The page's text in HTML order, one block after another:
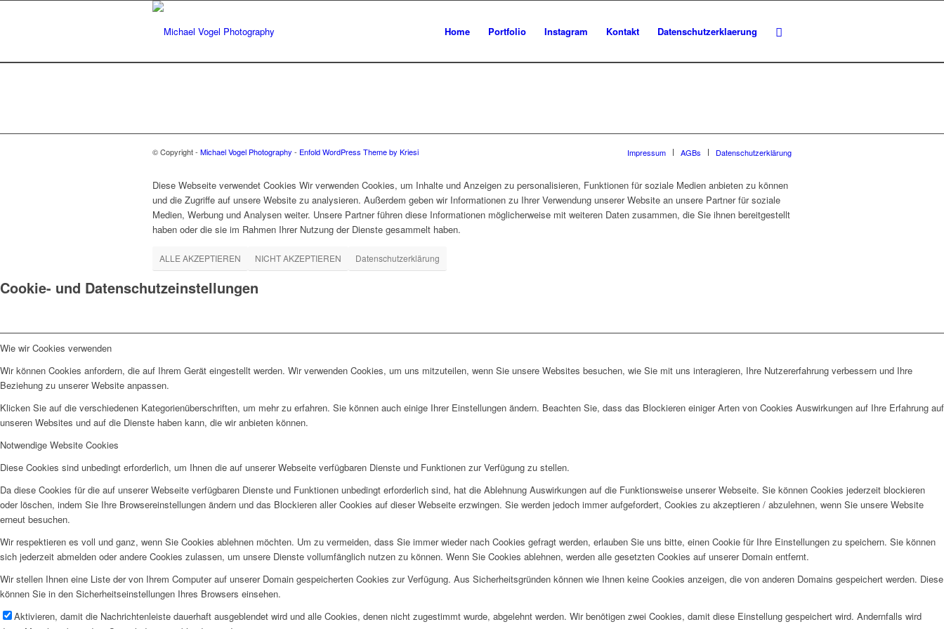
Home Portfolio Instagram Kontakt Datenschutzerklaerung
© Copyright - Michael Vogel Photography - Enfold WordPress Theme by Kriesi Impressum AGBs Datenschutzerklärung
Diese Webseite verwendet Cookies Wir verwenden Cookies, um Inhalte und Anzeigen zu personalisieren, Funktionen für soziale Medien anbieten zu können
und die Zugriffe auf unsere Website zu analysieren. Außerdem geben wir Informationen zu Ihrer Verwendung unserer Website an unsere Partner für soziale
Medien, Werbung und Analysen weiter. Unsere Partner führen diese Informationen möglicherweise mit weiteren Daten zusammen, die Sie ihnen bereitgestellt
haben oder die sie im Rahmen Ihrer Nutzung der Dienste gesammelt haben.
ALLE AKZEPTIEREN NICHT AKZEPTIEREN Datenschutzerklärung
Cookie- und Datenschutzeinstellungen
Wie wir Cookies verwenden
Wir können Cookies anfordern, die auf Ihrem Gerät eingestellt werden. Wir verwenden Cookies, um uns mitzuteilen, wenn Sie unsere Websites besuchen, wie Sie mit uns interagieren, Ihre Nutzererfahrung verbessern und Ihre
Beziehung zu unserer Website anpassen.
Klicken Sie auf die verschiedenen Kategorienüberschriften, um mehr zu erfahren. Sie können auch einige Ihrer Einstellungen ändern. Beachten Sie, dass das Blockieren einiger Arten von Cookies Auswirkungen auf Ihre Erfahrung auf
unseren Websites und auf die Dienste haben kann, die wir anbieten können.
Notwendige Website Cookies
Diese Cookies sind unbedingt erforderlich, um Ihnen die auf unserer Webseite verfügbaren Dienste und Funktionen zur Verfügung zu stellen.
Da diese Cookies für die auf unserer Webseite verfügbaren Dienste und Funktionen unbedingt erforderlich sind, hat die Ablehnung Auswirkungen auf die Funktionsweise unserer Webseite. Sie können Cookies jederzeit blockieren
oder löschen, indem Sie Ihre Browsereinstellungen ändern und das Blockieren aller Cookies auf dieser Webseite erzwingen. Sie werden jedoch immer aufgefordert, Cookies zu akzeptieren / abzulehnen, wenn Sie unsere Website
erneut besuchen.
Wir respektieren es voll und ganz, wenn Sie Cookies ablehnen möchten. Um zu vermeiden, dass Sie immer wieder nach Cookies gefragt werden, erlauben Sie uns bitte, einen Cookie für Ihre Einstellungen zu speichern. Sie können
sich jederzeit abmelden oder andere Cookies zulassen, um unsere Dienste vollumfänglich nutzen zu können. Wenn Sie Cookies ablehnen, werden alle gesetzten Cookies auf unserer Domain entfernt.
Wir stellen Ihnen eine Liste der von Ihrem Computer auf unserer Domain gespeicherten Cookies zur Verfügung. Aus Sicherheitsgründen können wie Ihnen keine Cookies anzeigen, die von anderen Domains gespeichert werden. Diese
können Sie in den Sicherheitseinstellungen Ihres Browsers einsehen.
Aktivieren, damit die Nachrichtenleiste dauerhaft ausgeblendet wird und alle Cookies, denen nicht zugestimmt wurde, abgelehnt werden. Wir benötigen zwei Cookies, damit diese Einstellung gespeichert wird. Andernfalls wird